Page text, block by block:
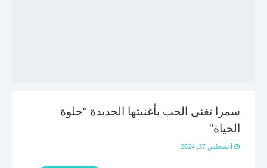
سمرا تغني الحب بأغنيتها الجديدة "حلوة
الحياة"
أغسطس 27, 2024